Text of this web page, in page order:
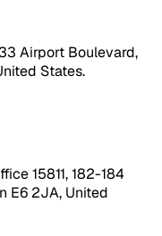
Airport Boulevard,
States.
15811, 182-184
E6 2JA, United